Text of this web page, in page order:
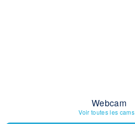
Webcam
Voir toutes les cams